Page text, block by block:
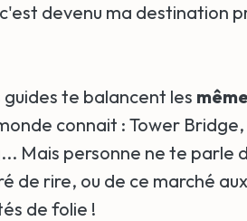
devenu ma destination
te balancent les
connait : Tower
Mais personne ne te parle
de rire, ou de ce marché
de folie !